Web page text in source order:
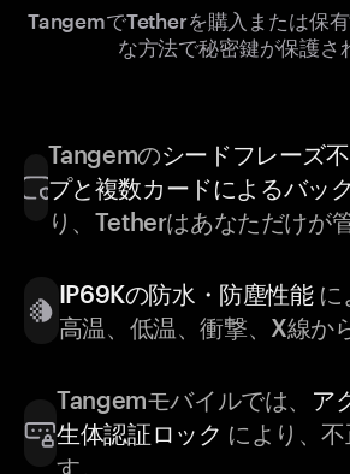
TangemでTetherを購入または保
な方法で秘密鍵が保護さ
Tangemのシードフレーズ
プと複数カードによるバッ
り、Tetherはあなただけが
IP69Kの防水・防塵性能に
高温、低温、衝撃、X線か
Tangemモバイルでは、 ア
生体認証ロック により、
す。